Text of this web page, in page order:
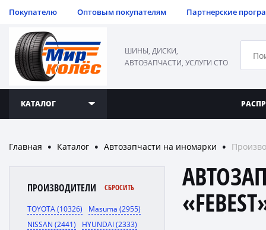
Покупателю Оптовым покупателям Партнерские
ШИНЫ, ДИСКИ,
АВТОЗАПЧАСТИ, УСЛУГИ СТО
КАТАЛОГ
Главная ● Каталог ● Автозапчасти на иномарки ●
ПРОИЗВОДИТЕЛИ СБРОСИТЬ
TOYOTA (10326)
Masuma (2955)
NISSAN (2441)
HYUNDAI (2333)